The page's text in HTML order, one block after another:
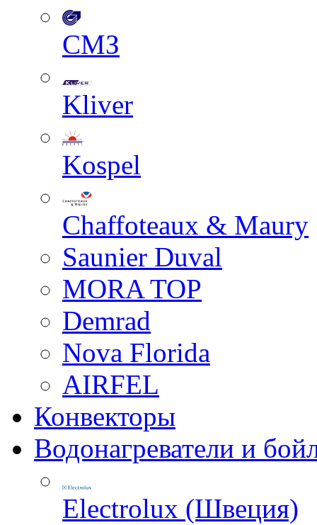
СМЗ
Kliver
Kospel
Chaffoteaux & Maury
Saunier Duval
MORA TOP
Demrad
Nova Florida
AIRFEL
Конвекторы
Водонагреватели и
Electrolux (Швеция)